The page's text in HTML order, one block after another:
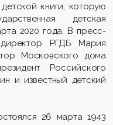
книги, которую
детская
2020 года. В пресс-
РГДБ Мария
Московского дома
Российского
и известный детский
26 марта 1943